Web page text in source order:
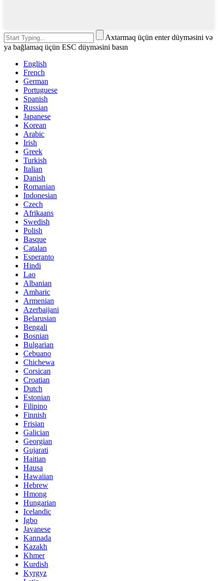
Axtarmaq üçün enter düyməsini və
ya bağlamaq üçün ESC düyməsini basın
English
French
German
Portuguese
Spanish
Russian
Japanese
Korean
Arabic
Irish
Greek
Turkish
Italian
Danish
Romanian
Indonesian
Czech
Afrikaans
Swedish
Polish
Basque
Catalan
Esperanto
Hindi
Lao
Albanian
Amharic
Armenian
Azerbaijani
Belarusian
Bengali
Bosnian
Bulgarian
Cebuano
Chichewa
Corsican
Croatian
Dutch
Estonian
Filipino
Finnish
Frisian
Galician
Georgian
Gujarati
Haitian
Hausa
Hawaiian
Hebrew
Hmong
Hungarian
Icelandic
Igbo
Javanese
Kannada
Kazakh
Khmer
Kurdish
Kyrgyz